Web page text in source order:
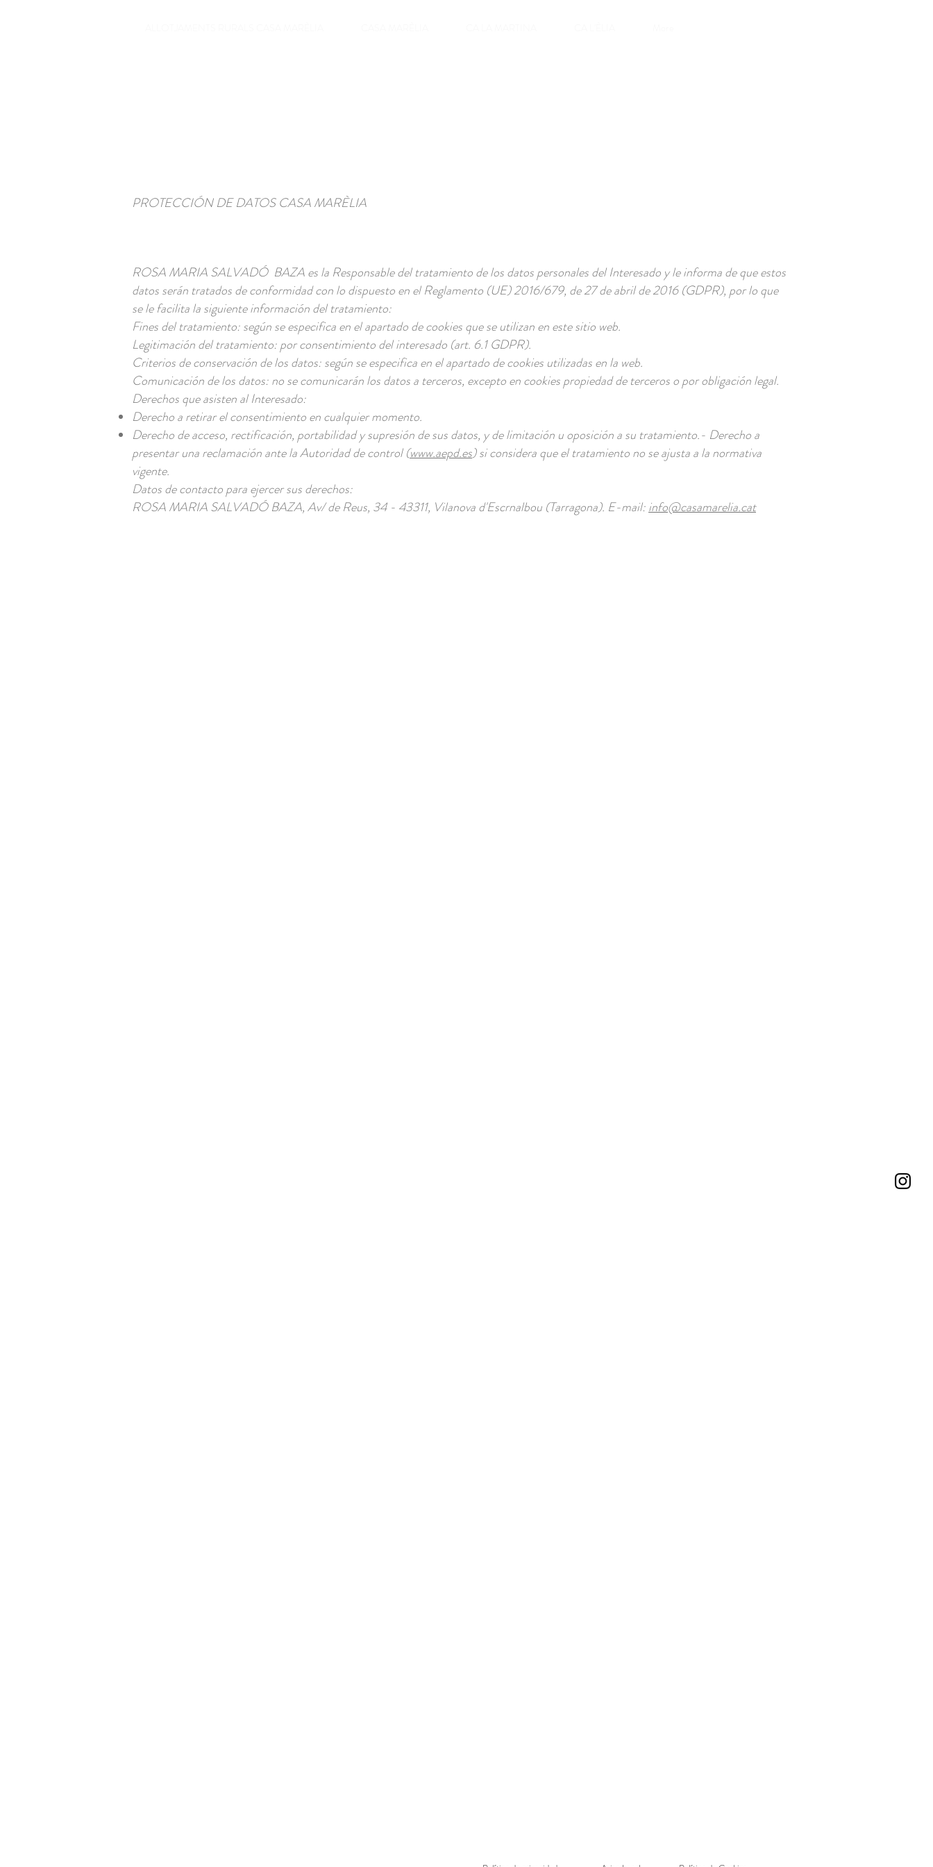
PROTECCIÓN DE DATOS CASA MARÈLIA
ROSA MARIA SALVADÓ BAZA es la Responsable del tratamiento de los datos personales del Interesado y le informa de que estos
datos serán tratados de conformidad con lo dispuesto en el Reglamento (UE) 2016/679, de 27 de abril de 2016 (GDPR), por lo que
se le facilita la siguiente información del tratamiento:
Fines del tratamiento: según se especifica en el apartado de cookies que se utilizan en este sitio web.
Legitimación del tratamiento: por consentimiento del interesado (art. 6.1 GDPR).
Criterios de conservación de los datos: según se especifica en el apartado de cookies utilizadas en la web.
Comunicación de los datos: no se comunicarán los datos a terceros, excepto en cookies propiedad de terceros o por obligación legal.
Derechos que asisten al Interesado:
Derecho a retirar el consentimiento en cualquier momento.
Derecho de acceso, rectificación, portabilidad y supresión de sus datos, y de limitación u oposición a su tratamiento.- Derecho a
presentar una reclamación ante la Autoridad de control (www.aepd.es) si considera que el tratamiento no se ajusta a la normativa
vigente.
Datos de contacto para ejercer sus derechos:
ROSA MARIA SALVADÓ BAZA, Av/ de Reus, 34 - 43311, Vilanova d'Escrnalbou (Tarragona). E-mail:info@casamarelia.cat